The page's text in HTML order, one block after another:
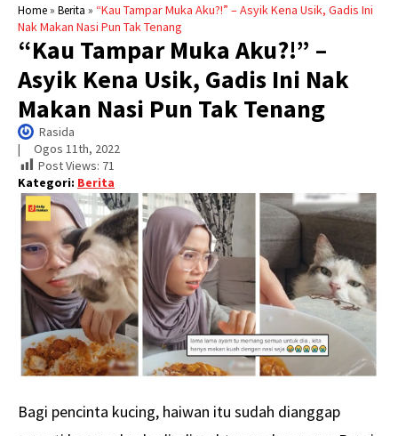
Home» Berita » “Kau Tampar Muka Aku?!” – Asyik Kena Usik, Gadis Ini
Nak Makan Nasi Pun Tak Tenang
“Kau Tampar Muka Aku?!” –
Asyik Kena Usik, Gadis Ini Nak
Makan Nasi Pun Tak Tenang
Rasida
| Ogos 11th, 2022
Post Views: 71
Kategori: Berita
Bagi pencinta kucing, haiwan itu sudah dianggap